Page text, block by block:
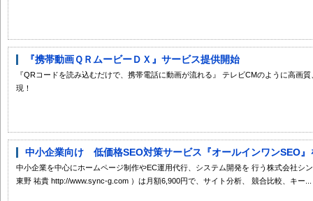
『携帯動画ＱＲムービーＤＸ』サービス提供開始
『QRコードを読み込むだけで、携帯電話に動画が流れる』 テレビCMのように高画
現！
中小企業向け 低価格SEO対策サービス『オールインワンSEO』
中小企業を中心にホームページ制作やEC運用代行、システム開発を 行う株式会社シ
東野 祐貴 http://www.sync-g.com ）は月額6,900円で、サイト分析、 競合比較、キー...